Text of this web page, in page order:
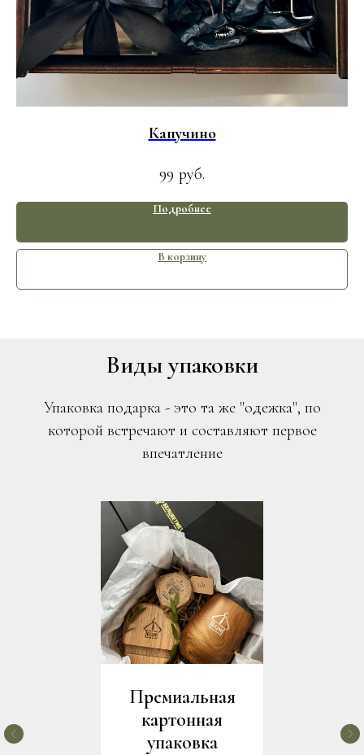
Капучино
99 руб.
Подробнее
В корзину
Виды упаковки
Упаковка подарка - это та же "одежка", по
которой встречают и составляют первое
впечатление
Премиальная
картонная
упаковка